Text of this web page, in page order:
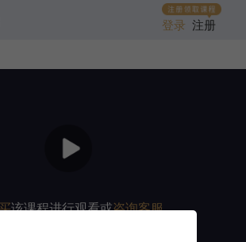
登录 注册
该课程进行观看或咨询客服